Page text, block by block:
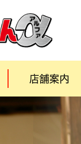
店舗案内